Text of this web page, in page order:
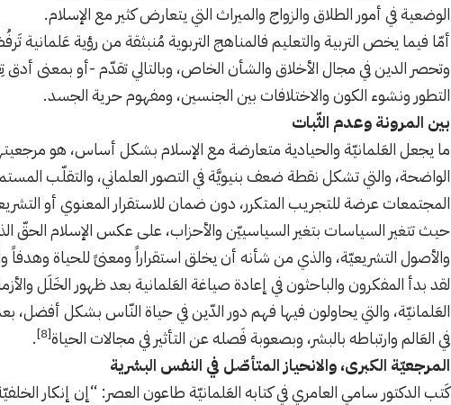
الوضعية في أمور الطلاق والزواج والميراث التي يتعارض كثير مع الإسلام.
أمّا فيما يخص التربية والتعليم فالمناهج التربوية مُنبثقة من رؤية عَلمانية
وتحصر الدين في مجال الأخلاق والشأن الخاص، وبالتالي تقدّم -أو بمعنى
التطور ونشوء الكون والاختلافات بين الجنسين، ومفهوم حرية الجسد.
بين المرونة وعدم الثّبات
ما يجعل العَلمانيّة والحيادية متعارضة مع الإسلام بشكل أساس، هو مرجعيتها
الواضحة، والتي تشكل نقطة ضعف بنيويَّة في التصور العلماني، والتقلّب
المجتمعات عرضة للتجريب المتكرر، دون ضمان للاستقرار المعنوي أو
حيث تتغير السياسات بتغير السياسييّن والأحزاب، على عكس الإسلام الحقّ
والأصول التشريعيّة، والذي من شأنه أن يخلق استقراراً ومعنىً للحياة
لقد بدأ المفكرون والباحثون في إعادة صياغة العَلمانية بعد ظهور الخَلَل
العَلمانيّة، والتي يحاولون فيها فهم دور الدّين في حياة النّاس بشكل أفضل،
في العَالم وارتباطه بالبشر، وبصعوبة فَصله عن التأثير في مجالات الحياة[8]
.
المرجعيّة الكبرى، والانحياز المتأصّل في النفس البشرية
كَتب الدكتور سامي العامري في كتابه العَلمانيّة طاعون العصر: “إن إنكار